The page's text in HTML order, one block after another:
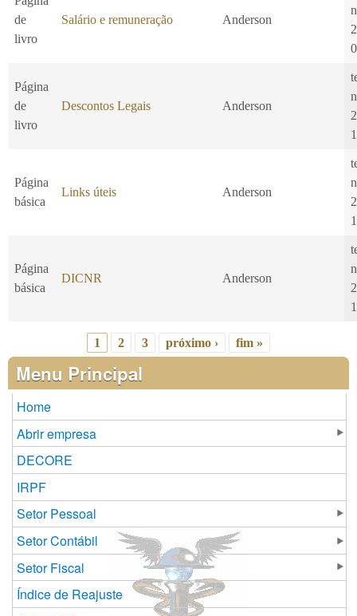
de
livro
Salário e remuneração Anderson
Página
de
livro
Descontos Legais Anderson
Página
básica
Links úteis Anderson
Página
básica
DICNR Anderson
Páginas
1 2 3 próximo › fim »
Menu Principal
Home
Abrir empresa
DECORE
IRPF
Setor Pessoal
Setor Contábil
Setor Fiscal
Índice de Reajuste